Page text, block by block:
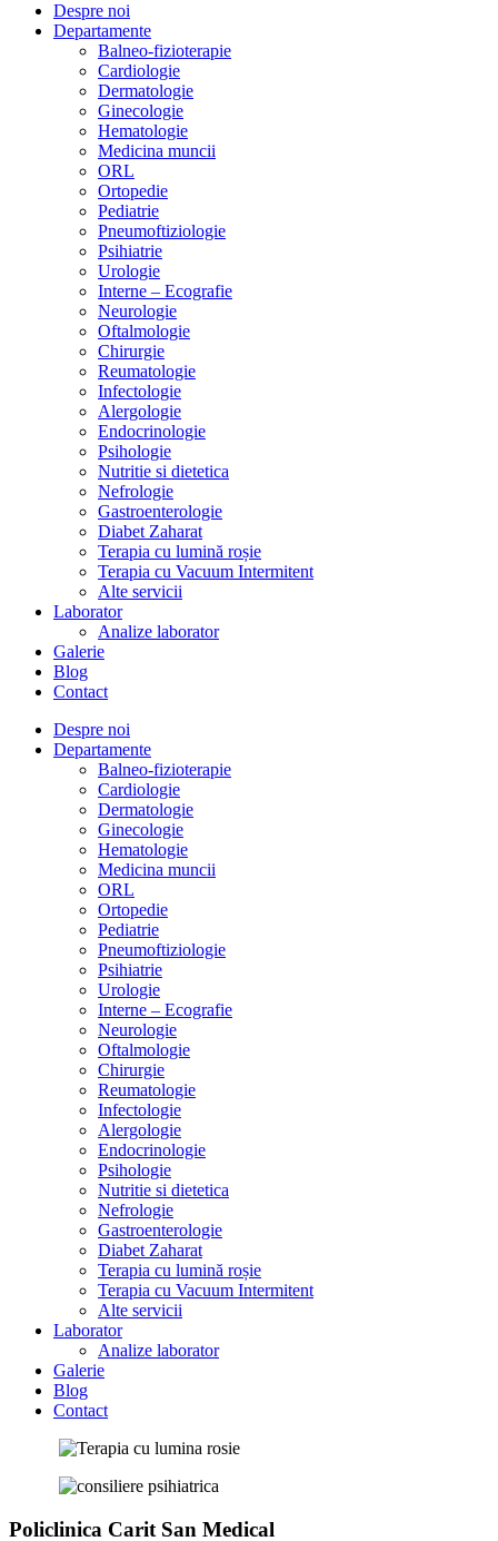
Despre noi
Departamente
Balneo-fizioterapie
Cardiologie
Dermatologie
Ginecologie
Hematologie
Medicina muncii
ORL
Ortopedie
Pediatrie
Pneumoftiziologie
Psihiatrie
Urologie
Interne – Ecografie
Neurologie
Oftalmologie
Chirurgie
Reumatologie
Infectologie
Alergologie
Endocrinologie
Psihologie
Nutritie si dietetica
Nefrologie
Gastroenterologie
Diabet Zaharat
Terapia cu lumină roșie
Terapia cu Vacuum Intermitent
Alte servicii
Laborator
Analize laborator
Galerie
Blog
Contact
Despre noi
Departamente
Balneo-fizioterapie
Cardiologie
Dermatologie
Ginecologie
Hematologie
Medicina muncii
ORL
Ortopedie
Pediatrie
Pneumoftiziologie
Psihiatrie
Urologie
Interne – Ecografie
Neurologie
Oftalmologie
Chirurgie
Reumatologie
Infectologie
Alergologie
Endocrinologie
Psihologie
Nutritie si dietetica
Nefrologie
Gastroenterologie
Diabet Zaharat
Terapia cu lumină roșie
Terapia cu Vacuum Intermitent
Alte servicii
Laborator
Analize laborator
Galerie
Blog
Contact
Policlinica Carit San Medical